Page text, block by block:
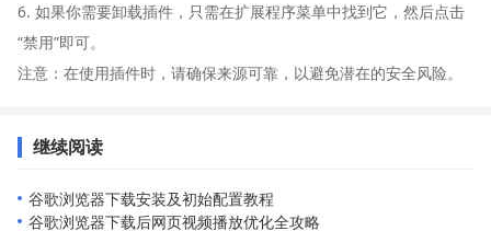
6. 如果你需要卸载插件，只需在扩展程序菜单中找到它，然后点击
“禁用”即可。
注意：在使用插件时，请确保来源可靠，以避免潜在的安全风险。
继续阅读
谷歌浏览器下载安装及初始配置教程
谷歌浏览器下载后网页视频播放优化全攻略